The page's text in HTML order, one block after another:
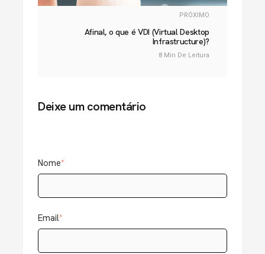
PRÓXIMO
Afinal, o que é VDI (Virtual Desktop
Infrastructure)?
8 Min De Leitura
Deixe um comentário
Nome*
Email*